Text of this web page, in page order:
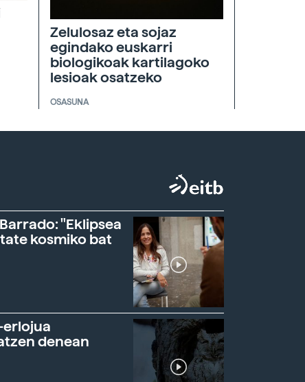
Zelulosaz eta sojaz
egindako euskarri
biologikoak kartilagoko
lesioak osatzeko
OSASUNA
"Eklipsea
kosmiko bat
erlojua
denean